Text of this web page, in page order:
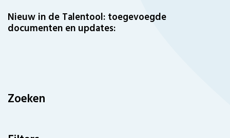
Nieuw in de Talentool: toegevoegde
documenten en updates:
Zoeken